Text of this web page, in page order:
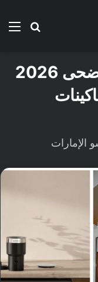
بحث
نسبريسو تحتفل بعيد الأضحى 2026